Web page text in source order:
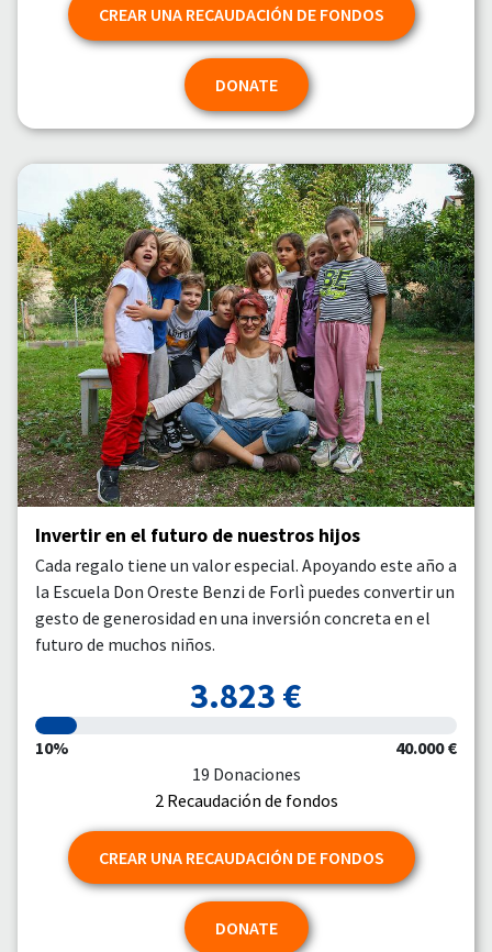
CREAR UNA RECAUDACIÓN DE FONDOS
DONATE
Invertir en el futuro de nuestros hijos
Cada regalo tiene un valor especial. Apoyando este año a
la Escuela Don Oreste Benzi de Forlì puedes convertir un
gesto de generosidad en una inversión concreta en el
futuro de muchos niños.
3.823 €
10%
40.000 €
19 Donaciones
2 Recaudación de fondos
CREAR UNA RECAUDACIÓN DE FONDOS
DONATE